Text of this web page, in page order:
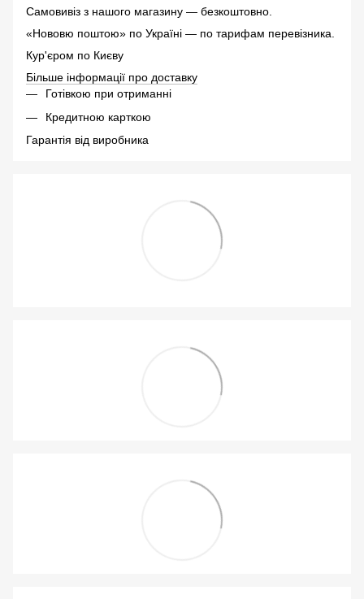
Самовивіз з нашого магазину — безкоштовно.
«Нововю поштою» по Україні — по тарифам перевізника.
Кур'єром по Києву
Більше інформації про доставку
Готівкою при отриманні
Кредитною карткою
Гарантія від виробника